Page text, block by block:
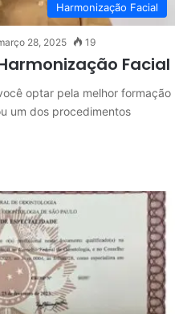
Harmonização Facial
28, 2025 19
Facial
optar pela melhor formação
um dos procedimentos